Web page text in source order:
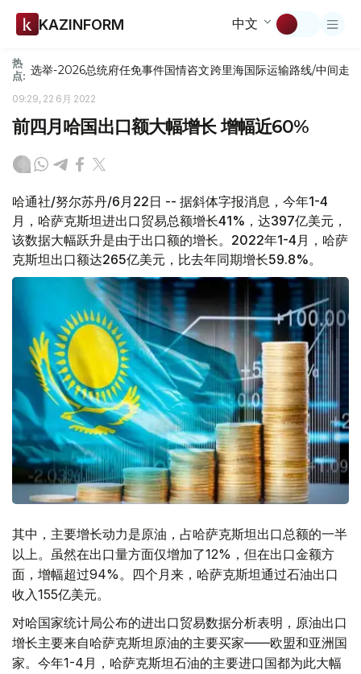
KAZINFORM 中文
热
点: 选举-2026总统府任免事件国情咨文跨里海国际运输路线/中间走廊
09:29, 22 6月 2022
前四月哈国出口额大幅增长 增幅近60%
哈通社/努尔苏丹/6月22日 -- 据斜体字报消息，今年1-4
月，哈萨克斯坦进出口贸易总额增长41%，达397亿美元，
该数据大幅跃升是由于出口额的增长。2022年1-4月，哈萨
克斯坦出口额达265亿美元，比去年同期增长59.8%。
其中，主要增长动力是原油，占哈萨克斯坦出口总额的一半
以上。虽然在出口量方面仅增加了12%，但在出口金额方
面，增幅超过94%。四个月来，哈萨克斯坦通过石油出口
收入155亿美元。
对哈国家统计局公布的进出口贸易数据分析表明，原油出口
增长主要来自哈萨克斯坦原油的主要买家——欧盟和亚洲国
家。今年1-4月，哈萨克斯坦石油的主要进口国都为此大幅